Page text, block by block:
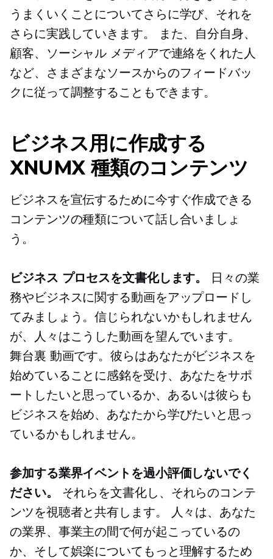
うまくいくことについてさらに学び、それを
さらに実践していきます。 また、自分自身、
顧客、ソーシャル メディアで連絡をくれた人
など、さまざまなソースからのフィードバッ
クに従って調整することもできます。
ビジネス用に作成する
XNUMX 種類のコンテンツ
ビジネスを宣伝するために今すぐ作成できる
コンテンツの種類について話し合いましょ
う。
ビジネス プロセスを文書化します。
日々の業
務やビジネスに関する動画をアップロードし
てみましょう。信じられないかもしれません
が、人々はこうした動画を望んでいます。
舞台裏 動画です。彼らはあなたがビジネスを
始めていることに感銘を受け、あなたをサポ
ートしたいと思っているか、あるいは彼らも
ビジネスを始め、あなたから学びたいと思っ
ているかもしれません。
参加する業界イベントを過小評価しないでく
ださい。
それらを文書化し、それらのコンテ
ンツを視聴者と共有します。 人々は、あなた
の業界、事業主の間で何が起こっているの
か、そして娯楽についてもっと理解するため